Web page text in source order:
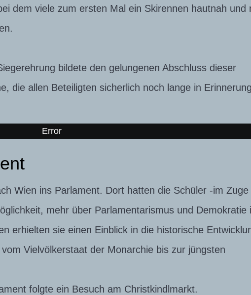
dem viele zum ersten Mal ein Skirennen hautnah und
bildete den gelungenen Abschluss dieser
die allen Beteiligten sicherlich noch lange in
Error
Wien ins Parlament. Dort hatten die Schüler -im Zuge
mehr über Parlamentarismus und Demokratie
erhielten sie einen Einblick in die historische
Vielvölkerstaat der Monarchie bis zur jüngsten
folgte ein Besuch am Christkindlmarkt.